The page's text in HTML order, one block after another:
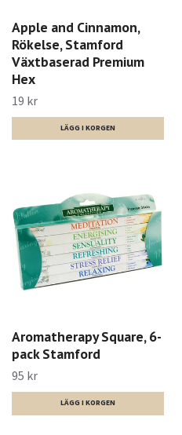
Apple and Cinnamon,
Rökelse, Stamford
Växtbaserad Premium
Hex
19 kr
Aromatherapy Square, 6-
pack Stamford
95 kr